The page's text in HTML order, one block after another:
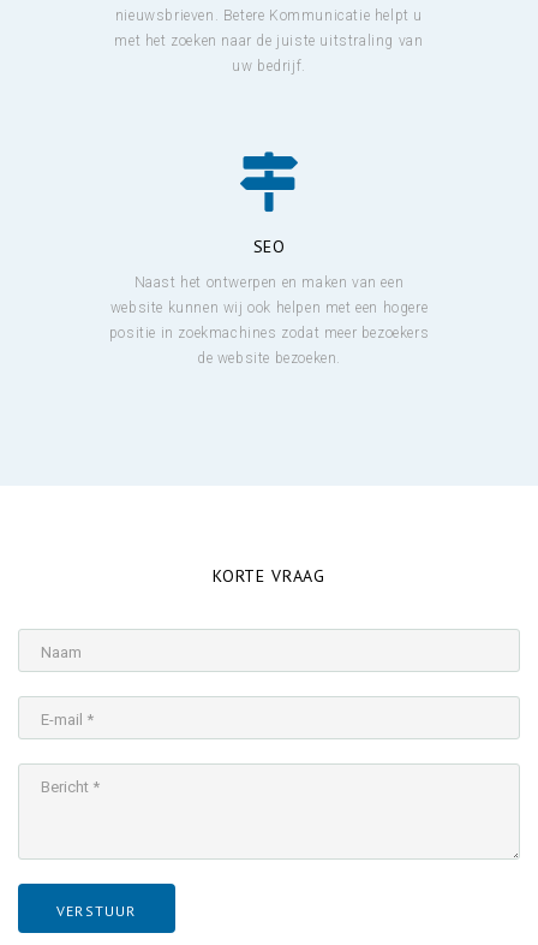
nieuwsbrieven. Betere Kommunicatie helpt u
met het zoeken naar de juiste uitstraling van
uw bedrijf.
SEO
Naast het ontwerpen en maken van een
website kunnen wij ook helpen met een hogere
positie in zoekmachines zodat meer bezoekers
de website bezoeken.
KORTE VRAAG
Naam
E-mail *
Bericht *
VERSTUUR